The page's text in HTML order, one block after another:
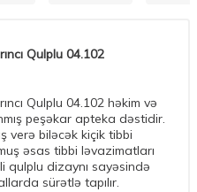
Qulplu 04.102
Qulplu 04.102 həkim və
peşəkar apteka dəstidir.
verə biləcək kiçik tibbi
əsas tibbi ləvazimatları
qulplu dizaynı sayəsində
sürətlə tapılır.